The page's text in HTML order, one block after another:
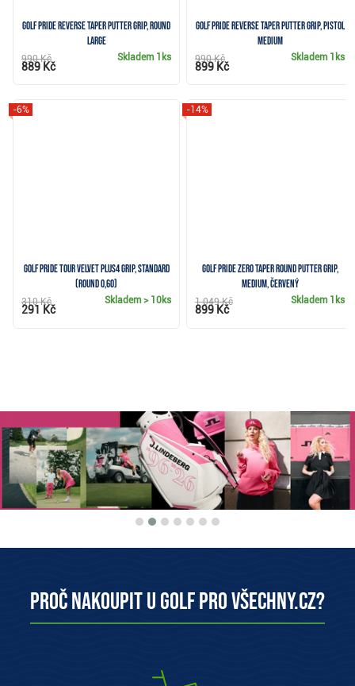
Golf Pride Reverse Taper putter grip, Round
Large
Skladem 1ks
990 Kč
889 Kč
Golf Pride Reverse Taper putter grip, Pistol
Medium
Skladem 1ks
990 Kč
899 Kč
Golf Pride Tour Velvet PLUS4 grip, Standard
(Round 0,60)
-6%
Skladem> 10ks
310 Kč
291 Kč
Golf Pride Zero Taper Round putter grip,
Medium, červený
-14%
Skladem 1ks
1 049 Kč
899 Kč
Proč nakoupit u Golf pro všechny.cz?